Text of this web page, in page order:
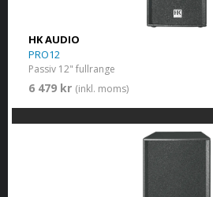
HK AUDIO
PRO12
Passiv 12" fullrange
6 479 kr (inkl. moms)